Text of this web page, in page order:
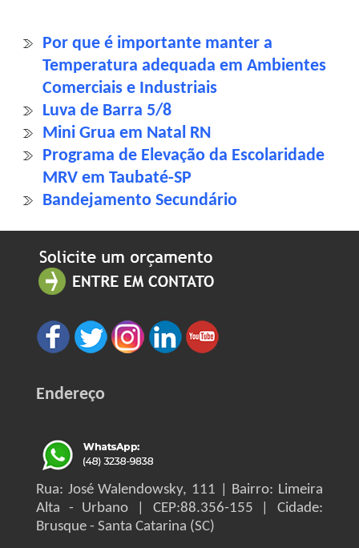
Por que é importante manter a
Temperatura adequada em Ambientes
Comerciais e Industriais
Luva de Barra 5/8
Mini Grua em Natal RN
Programa de Elevação da Escolaridade
MRV em Taubaté-SP
Bandejamento Secundário
Endereço
Rua: José Walendowsky, 111 | Bairro: Limeira
Alta - Urbano | CEP:88.356-155 | Cidade:
Brusque - Santa Catarina (SC)